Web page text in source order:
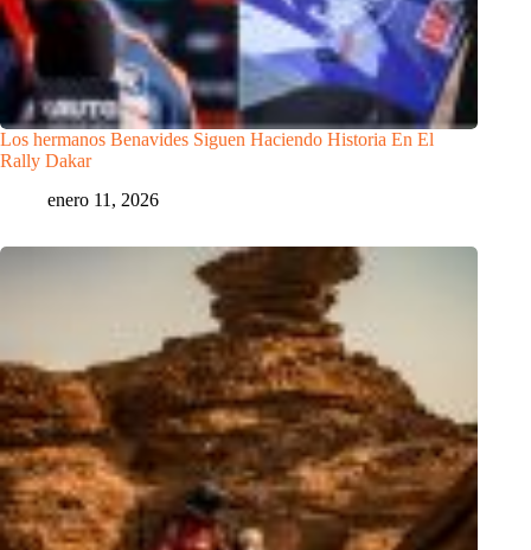
Los hermanos Benavides Siguen Haciendo Historia En El
Rally Dakar
enero 11, 2026